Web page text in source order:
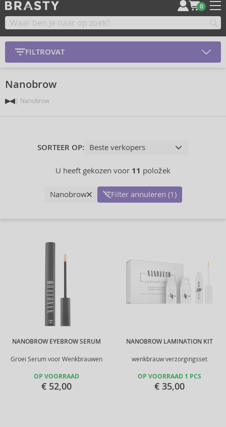
0
FILTROVAT
Nanobrow
Nanobrow
SORTEER OP:
U heeft gekozen voor 11 položek
Nanobrow Filter annuleren (1)
NANOBROW EYEBROW SERUM
Groei Serum voor Wenkbrauwen
OP VOORRAAD
€ 52,00
NANOBROW LAMINATION KIT
wenkbrauw verzorgingsset
OP VOORRAAD 1 PCS
€ 35,00